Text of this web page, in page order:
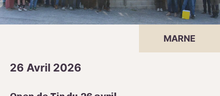
MARNE
26 Avril 2026